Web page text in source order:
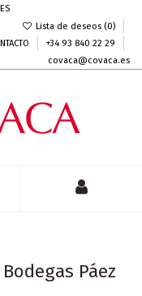
Lista de deseos (0)
+34 93 840 22 29
covaca@covaca.es
Páez